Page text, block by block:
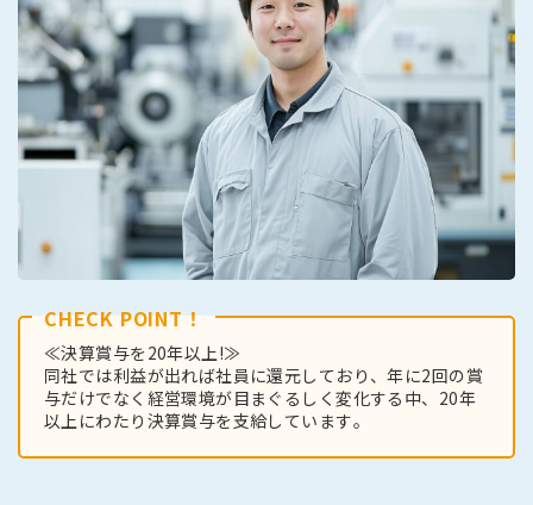
CHECK POINT！
≪決算賞与を20年以上!≫
同社では利益が出れば社員に還元しており、年に2回の賞
与だけでなく経営環境が目まぐるしく変化する中、20年
以上にわたり決算賞与を支給しています。